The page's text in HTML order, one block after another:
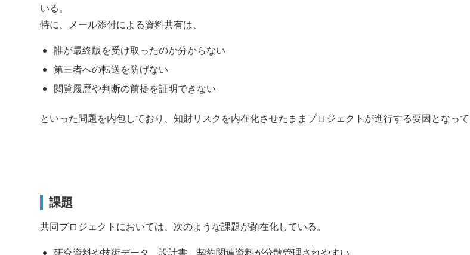
いる。
特に、メール添付による資料共有は、
誰が最終版を受け取ったのか分からない
第三者への転送を防げない
閲覧履歴や判断の前提を証明できない
といった問題を内包しており、知財リスクを内在化させたままプロジェクトが進行する要因となって
課題
共同プロジェクトにおいては、次のような課題が顕在化している。